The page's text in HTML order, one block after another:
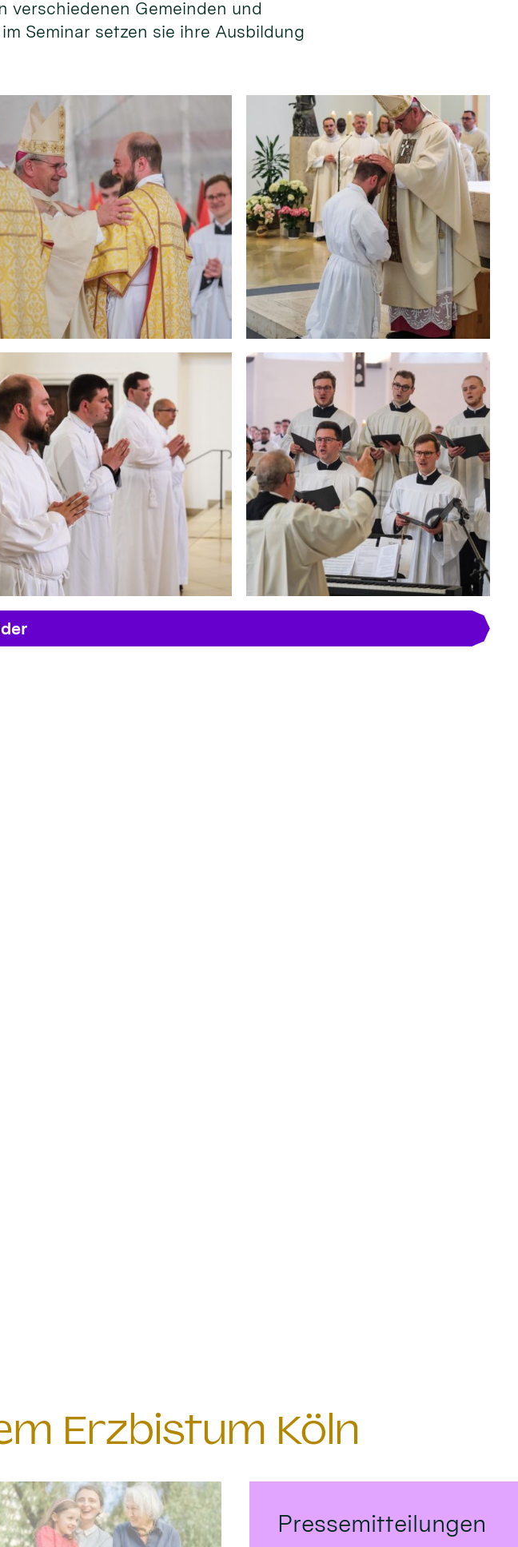
verschiedenen Gemeinden und
Seminar setzen sie ihre Ausbildung
Erzbistum Köln
Pressemitteilungen